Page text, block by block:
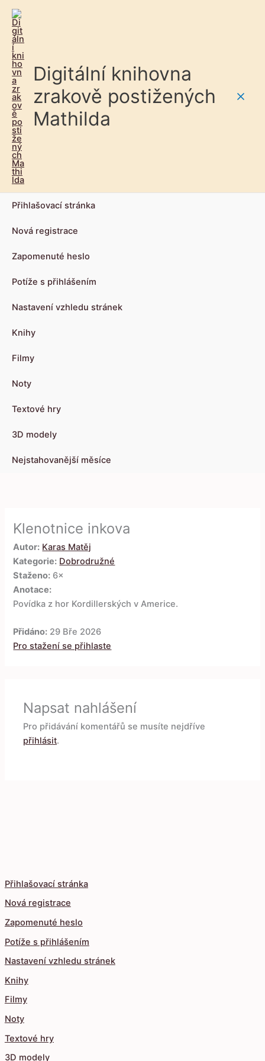
Digitální knihovna
zrakově postižených
Mathilda
Přihlašovací stránka
Nová registrace
Zapomenuté heslo
Potíže s přihlášením
Nastavení vzhledu stránek
Knihy
Filmy
Noty
Textové hry
3D modely
Nejstahovanější měsíce
Přihlašovací stránka
Nová registrace
Zapomenuté heslo
Potíže s přihlášením
Nastavení vzhledu stránek
Knihy
Filmy
Noty
Textové hry
3D modely
Klenotnice inkova
Autor: Karas Matěj
Kategorie: Dobrodružné
Staženo: 6×
Anotace:
Povídka z hor Kordillerských v Americe.
Přidáno: 29 Bře 2026
Pro stažení se přihlaste
Napsat nahlášení
Pro přidávání komentářů se musíte nejdříve
přihlásit.